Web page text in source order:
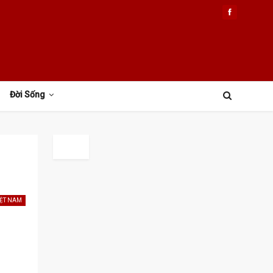
Đời Sống
NAM